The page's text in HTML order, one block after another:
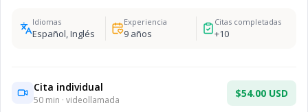
Idiomas
Español, Inglés
Experiencia
9años
Citas completadas
+10
Cita individual
50 min · videollamada
$54.00 USD